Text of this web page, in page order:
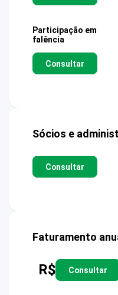
Participação em
falência
Consultar
Sócios e
Consultar
Faturamento
R$ Consultar